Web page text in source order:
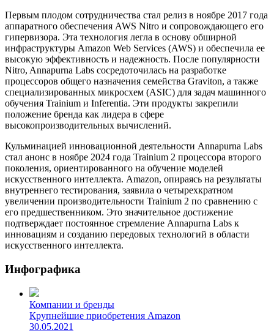
Первым плодом сотрудничества стал релиз в ноябре 2017 года
аппаратного обеспечения AWS Nitro и сопровождающего его
гипервизора. Эта технология легла в основу обширной
инфраструктуры Amazon Web Services (AWS) и обеспечила ее
высокую эффективность и надежность. После популярности
Nitro, Annapurna Labs сосредоточилась на разработке
процессоров общего назначения семейства Graviton, а также
специализированных микросхем (ASIC) для задач машинного
обучения Trainium и Inferentia. Эти продукты закрепили
положение бренда как лидера в сфере
высокопроизводительных вычислений.
Кульминацией инновационной деятельности Annapurna Labs
стал анонс в ноябре 2024 года Trainium 2 процессора второго
поколения, ориентированного на обучение моделей
искусственного интеллекта. Amazon, опираясь на результаты
внутреннего тестирования, заявила о четырехкратном
увеличении производительности Trainium 2 по сравнению с
его предшественником. Это значительное достижение
подтверждает постоянное стремление Annapurna Labs к
инновациям и созданию передовых технологий в области
искусственного интеллекта.
Инфографика
Компании и бренды
Крупнейшие приобретения Amazon
30.05.2021